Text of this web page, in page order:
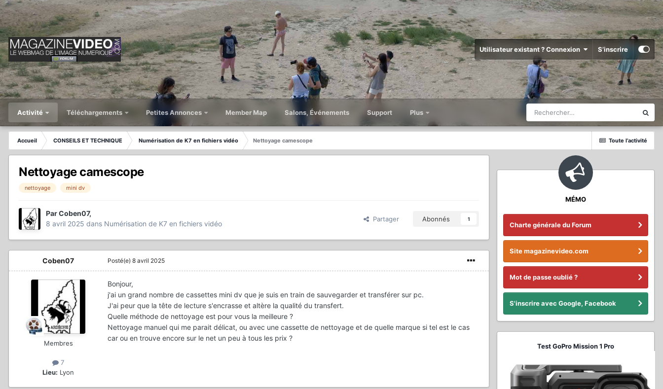
Utilisateur existant ? Connexion S’inscrire
Activité Téléchargements Petites Annonces Member Map Salons, Événements Support Plus
Toute l’activité
Accueil CONSEILS ET TECHNIQUE Numérisation de K7 en fichiers vidéo Nettoyage camescope
Nettoyage camescope
nettoyage mini dv
ParCoben07,
8 avril 2025 dans Numérisation de K7 en fichiers vidéo
Partager Abonnés 1
Coben07
Membres
7
Lieu: Lyon
Posté(e) 8 avril 2025
Bonjour,
j'ai un grand nombre de cassettes mini dv que je suis en train de sauvegarder et transférer sur pc.
J'ai peur que la tête de lecture s'encrasse et altère la qualité du transfert.
Quelle méthode de nettoyage est pour vous la meilleure ?
Nettoyage manuel qui me parait délicat, ou avec une cassette de nettoyage et de quelle marque si tel est le cas
car ou en trouve encore sur le net un peu à tous les prix ?
MÉMO
Charte générale du Forum
Site magazinevideo.com
Mot de passe oublié ?
S'inscrire avec Google, Facebook
Test GoPro Mission 1 Pro